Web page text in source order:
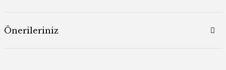
Önerileriniz